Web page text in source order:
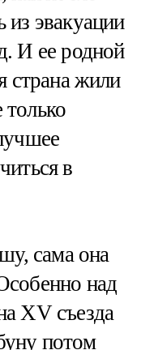
из эвакуации
И ее родной
страна жили
в
сама она
над
XV съезда
потом